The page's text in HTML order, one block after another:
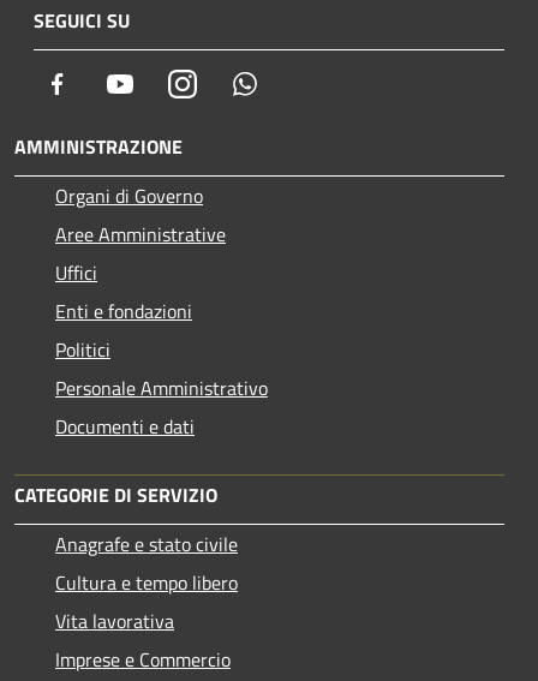
SEGUICI SU
Facebook YoutubeInstagram
AMMINISTRAZIONE
Organi di Governo
Aree Amministrative
Uffici
Enti e fondazioni
Politici
Personale Amministrativo
Documenti e dati
CATEGORIE DI SERVIZIO
Anagrafe e stato civile
Cultura e tempo libero
Vita lavorativa
Imprese e Commercio